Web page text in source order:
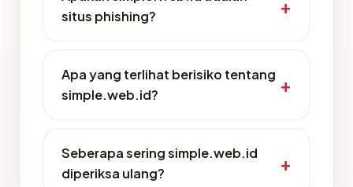
situs phishing?
Apa yang terlihat berisiko tentang
simple.web.id?
Seberapa sering simple.web.id
diperiksa ulang?